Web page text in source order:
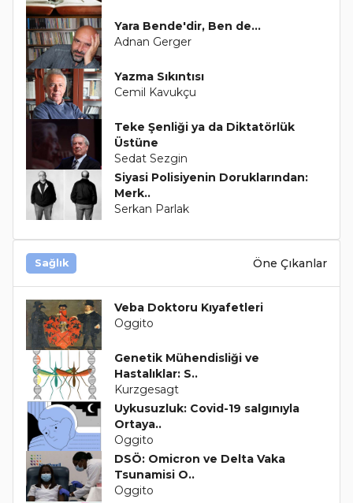
Yara Bende'dir, Ben de…
Adnan Gerger
Yazma Sıkıntısı
Cemil Kavukçu
Teke Şenliği ya da Diktatörlük
Üstüne
Sedat Sezgin
Siyasi Polisiyenin Doruklarından:
Merk..
Serkan Parlak
Sağlık Öne Çıkanlar
Veba Doktoru Kıyafetleri
Oggito
Genetik Mühendisliği ve
Hastalıklar: S..
Kurzgesagt
Uykusuzluk: Covid-19 salgınıyla
Ortaya..
Oggito
DSÖ: Omicron ve Delta Vaka
Tsunamisi O..
Oggito